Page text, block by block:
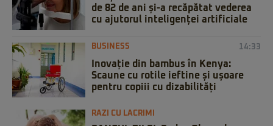
de 82 de ani și-a recăpătat vederea
cu ajutorul inteligenței artificiale
BUSINESS 14:33
Inovație din bambus în Kenya:
Scaune cu rotile ieftine și ușoare
pentru copiii cu dizabilități
RAZI CU LACRIMI